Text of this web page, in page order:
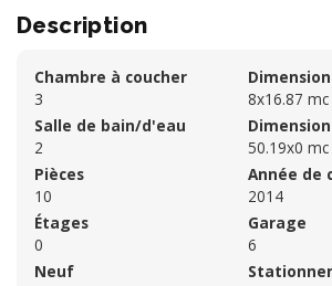
Description
Chambre à coucher
3
Salle de bain/d'eau
2
Pièces
10
Étages
0
Neuf
8x16.87 mc
50.19x0 mc
Année de
2014
Garage
6